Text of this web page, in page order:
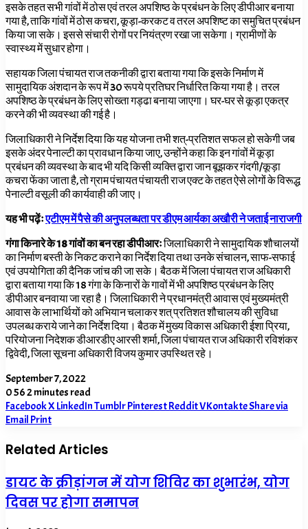
इसके तहत सभी गांवों में ठोस एवं तरल अपशिष्ठ के प्रबंधन के लिए डीपीआर बनाया
गया है, ताकि गांवों में ठोस कचरा, कूड़ा-करकट व तरल अपशिष्ट का समुचित प्रबंधन
किया जा सके। इससे संचारी रोगों पर नियंत्रण रखा जा सकेगा। ग्रामीणों के
स्वास्थ्य में सुधार होगा।
सहायक जिला पंचायत राज तकनीकी द्वारा बताया गया कि इसके निर्माण में
सामुदायिक अंशदान के रूप में 30रूपये प्रतिघर निर्धारित किया गया है। तरल
अपशिष्ठ के प्रबंधन के लिए सोख्ता गड्ढा बनाया जाएगा। घर-घर से कूड़ा एकत्र
करने की भी व्यवस्था की गई है।
जिलाधिकारी ने निर्देश दिया कि यह योजना तभी शत्-प्रतिशत सफल हो सकेगी जब
इसके अंदर पेनाल्टी का प्रावधान किया जाए,उन्होंने कहा कि इन गांवों में कूड़ा
प्रबंधन की व्यवस्था के बाद भी यदि किसी व्यक्ति द्वारा जान बूझकर गंदगी/कूड़ा
कचरा फेंका जाता है, तो ग्राम पंचायत पंचायती राज एक्ट के तहत ऐसे लोगों के विरूद्ध
पेनाल्टी वसूली की कार्यवाही की जाए।
यह भी पढ़ेंःएटीएम में पैसे की अनुपलब्धता पर डीएम आर्यका अखौरी ने जताई नाराजगी
गंगा किनारे के 18 गांवों का बन रहा डीपीआरःजिलाधिकारी ने सामुदायिक शौचालयों
का निर्माण बस्ती के निकट कराने का निर्देश दिया तथा उनके संचालन,साफ-सफाई
एवं उपयोगिता की दैनिक जांच की जा सके। बैठक में जिला पंचायत राज अधिकारी
द्वारा बताया गया कि18गंगा के किनारों के गावों में भी अपशिष्ठ प्रबंधन के लिए
डीपीआर बनवाया जा रहा है। जिलाधिकारी ने प्रधानमंत्री आवास एवं मुख्यमंत्री
आवास के लाभार्थियों को अभियान चलाकर शत् प्रतिशत शौचालय की सुविधा
उपलब्ध कराये जाने का निर्देश दिया। बैठक में मुख्य विकास अधिकारी ईशा प्रिया,
परियोजना निदेशक डीआरडीए आरसी शर्मा,जिला पंचायत राज अधिकारी रविशंकर
द्विवेदी,जिला सूचना अधिकारी विजय कुमार उपस्थित रहे।
September 7, 2022
0562 minutes read
FacebookXLinkedInTumblrPinterestRedditVKontakteShare via
Email Print
Related Articles
डायट के क्रीड़ांगन में योग शिविर का शुभारंभ, योग
दिवस पर होगा समापन